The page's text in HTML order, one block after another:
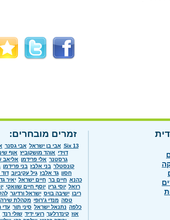
זמרים מובחרים:
Six 13 אבי בן ישראל אבי גסנר
דוידי אוהד מושקוביץ אוף
גרסטנר אלי פרידמן אליאב
קונסטלר בני אלבז בני פרידמן
חסון גד אלבז גיל עקיביוב
כהנא חיים בר חיים ישראל יאיר
רזאל יוסי גרין יוסף חיים שוואקי
ריבו ישיבה בויס ישראל ורדיגר
טסה מנדי ג'רופי מקהלת
כלפה נתנאל ישראל סיני תור עדי
אוז קינדרלעך רועי ידיד שולי רנד